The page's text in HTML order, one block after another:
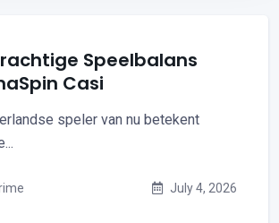
Speelbalans
Casi
speler van nu betekent
July 4, 2026